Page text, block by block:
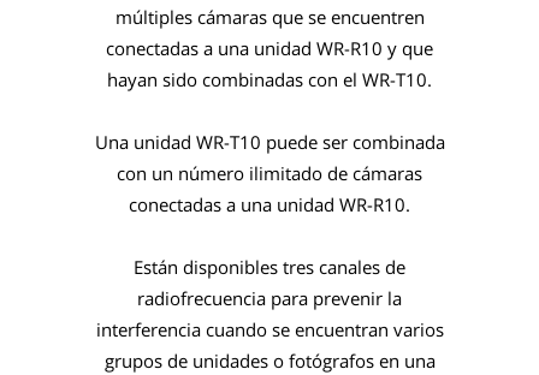
múltiples cámaras que se encuentren
conectadas a una unidad WR-R10 y que
hayan sido combinadas con el WR-T10.
Una unidad WR-T10 puede ser combinada
con un número ilimitado de cámaras
conectadas a una unidad WR-R10.
Están disponibles tres canales de
radiofrecuencia para prevenir la
interferencia cuando se encuentran varios
grupos de unidades o fotógrafos en una